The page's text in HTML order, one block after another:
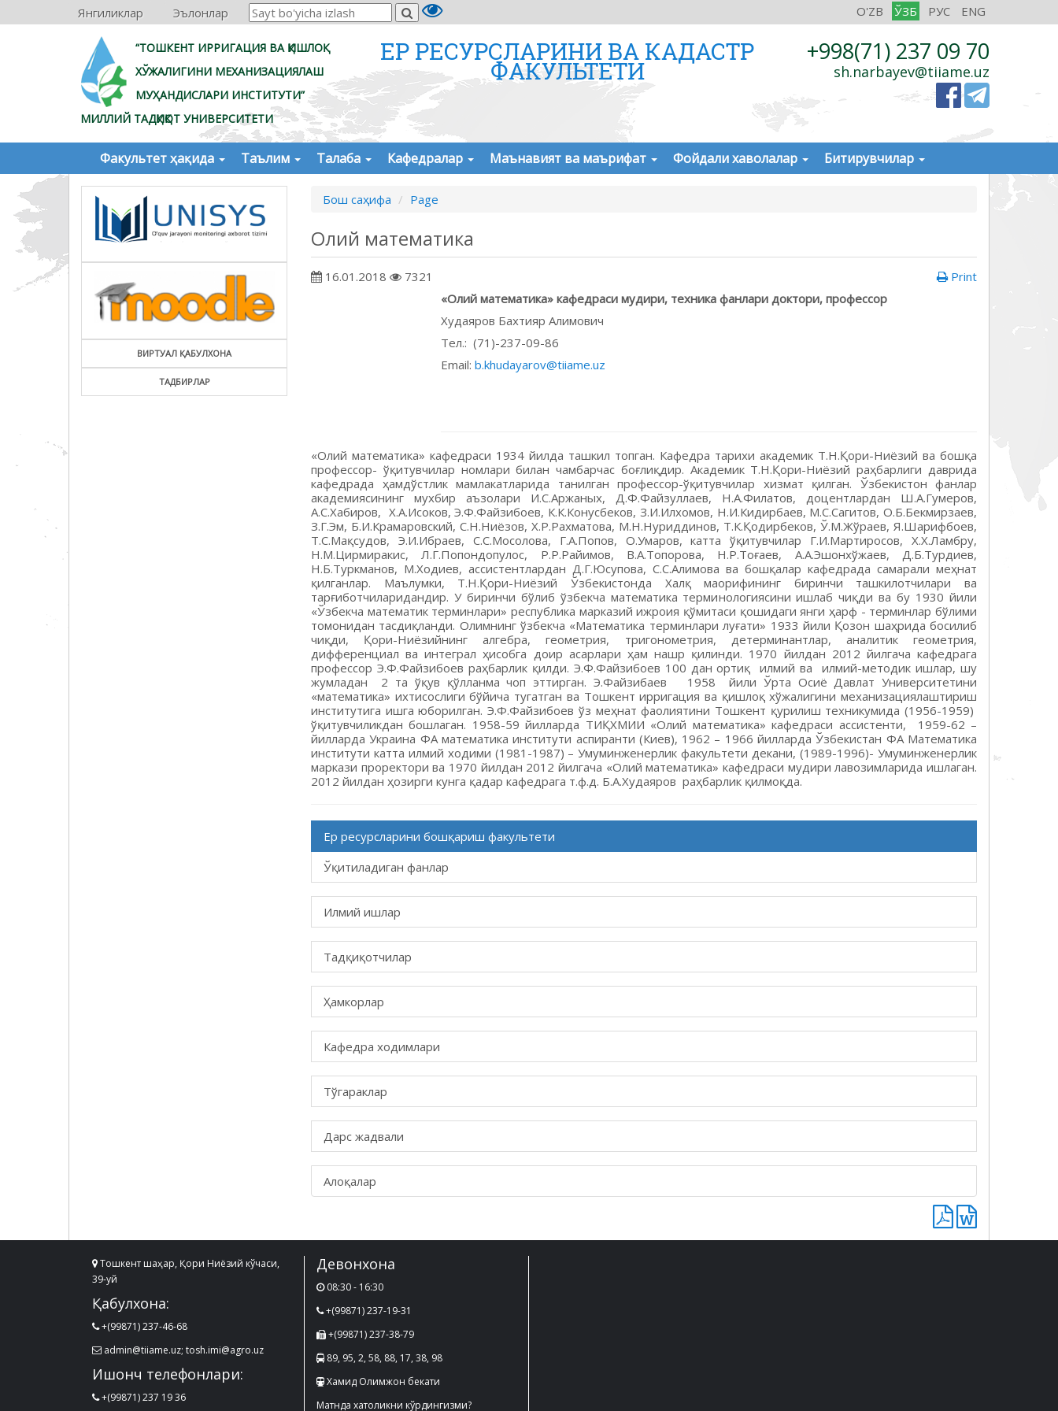
Янгиликлар Эълонлар O'ZB ЎЗБ РУС ENG
“ТОШКЕНТ ИРРИГАЦИЯ ВА ҚИШЛОҚ
ХЎЖАЛИГИНИ МЕХАНИЗАЦИЯЛАШ
МУҲАНДИСЛАРИ ИНСТИТУТИ”
МИЛЛИЙ ТАДҚИҚОТ УНИВЕРСИТЕТИ
ЕР РЕСУРСЛАРИНИ ВА КАДАСТР
ФАКУЛЬТЕТИ
+998(71) 237 09 70
sh.narbayev@tiiame.uz
Факультет ҳақида Таълим Талаба Кафедралар Маънавият ва маърифат Фойдали хаволалар Битирувчилар
ВИРТУАЛ ҚАБУЛХОНА
ТАДБИРЛАР
Бош саҳифа Page
Олий математика
16.01.2018 7321
Print
«Олий математика» кафедраси мудири, техника фанлари доктори, профессор
Худаяров Бахтияр Алимович
Тел.: (71)-237-09-86
Email: b.khudayarov@tiiame.uz
«Олий математика» кафедраси 1934 йилда ташкил топган. Кафедра тарихи академик Т.Н.Қори-Ниёзий ва бошқа
профессор- ўқитувчилар номлари билан чамбарчас боғлиқдир. Академик Т.Н.Қори-Ниёзий раҳбарлиги даврида
кафедрада ҳамдўстлик мамлакатларида танилган профессор-ўқитувчилар хизмат қилган. Ўзбекистон фанлар
академиясининг мухбир аъзолари И.С.Аржаных, Д.Ф.Файзуллаев, Н.А.Филатов, доцентлардан Ш.А.Гумеров,
А.С.Хабиров, Х.А.Исоков, Э.Ф.Файзибоев, К.К.Конусбеков, З.И.Илхомов, Н.И.Кидирбаев, М.С.Сагитов, О.Б.Бекмирзаев,
З.Г.Эм, Б.И.Крамаровский, С.Н.Ниёзов, Х.Р.Рахматова, М.Н.Нуриддинов, Т.К.Қодирбеков, Ў.М.Жўраев, Я.Шарифбоев,
Т.С.Мақсудов, Э.И.Ибраев, С.С.Мосолова, Г.А.Попов, О.Умаров, катта ўқитувчилар Г.И.Мартиросов, Х.Х.Ламбру,
Н.М.Цирмиракис, Л.Г.Попондопулос, Р.Р.Райимов, В.А.Топорова, Н.Р.Тоғ­­­аев, А.А.Эшонхўжаев, Д.Б.Турдиев,
Н.Б.Туркманов, М.Ходиев, ассистентлардан Д.Г.Юсупова, С.С.Алимова ва бошқалар кафедрада самарали меҳнат
қилганлар. Маълумки, Т.Н.Қори-Ниёзий Ўзбекистонда Халқ маорифининг биринчи ташкилотчилари ва
тарғиботчиларидандир. У биринчи бўлиб ўзбекча математика терминологиясини ишлаб чиқди ва бу 1930 йили
«Ўзбекча математик терминлари» республика марказий ижроия қўмитаси қошидаги янги ҳарф - терминлар бўлими
томонидан тасдиқланди. Олимнинг ўзбекча «Математика терминлари луғати» 1933 йили Қозон шаҳрида босилиб
чиқди, Қори-Ниёзийнинг алгебра, геометрия, тригонометрия, детерминантлар, аналитик геометрия,
дифференциал ва интеграл ҳисобга доир асарлари ҳам нашр қилинди. 1970 йилдан 2012 йилгача кафедрага
профессор Э.Ф.Файзибоев раҳбарлик қилди. Э.Ф.Файзибоев 100 дан ортиқ илмий ва илмий-методик ишлар, шу
жумладан 2 та ўқув қўлланма чоп эттирган. Э.Файзибаев 1958 йили Ўрта Осиё Давлат Университетини
«математика» ихтисослиги бўйича тугатган ва Тошкент ирригация ва қишлоқ хўжалигини механизациялаштириш
институтига ишга юборилган. Э.Ф.Файзибоев ўз меҳнат фаолиятини Тошкент қурилиш техникумида (1956-1959)
ўқитувчиликдан бошлаган. 1958-59 йилларда ТИҚХМИИ «Олий математика» кафедраси ассистенти, 1959-62 –
йилларда Украина ФА математика институти аспиранти (Киев), 1962 – 1966 йилларда Ўзбекистан ФА Математика
институти катта илмий ходими (1981-1987) – Умуминженерлик факультети декани, (1989-1996)- Умуминженерлик
маркази проректори ва 1970 йилдан 2012 йилгача «Олий математика» кафедраси мудири лавозимларида ишлаган.
2012 йилдан ҳозирги кунга қадар кафедрага т.ф.д. Б.А.Худаяров раҳбарлик қилмоқда.
Ер ресурсларини бошқариш факультети
Ўқитиладиган фанлар
Илмий ишлар
Тадқиқотчилар
Ҳамкорлар
Кафедра ходимлари
Тўгараклар
Дарс жадвали
Алоқалар
Тошкент шаҳар, Қори Ниёзий кўчаси,
39-уй
Қабулхона:
+(99871) 237-46-68
admin@tiiame.uz; tosh.imi@agro.uz
Ишонч телефонлари:
+(99871) 237 19 36
Девонхона
08:30 - 16:30
+(99871) 237-19-31
+(99871) 237-38-79
89, 95, 2, 58, 88, 17, 38, 98
Хамид Олимжон бекати
Матнда хатоликни кўрдингизми?